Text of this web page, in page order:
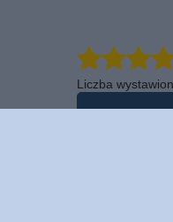
Liczba